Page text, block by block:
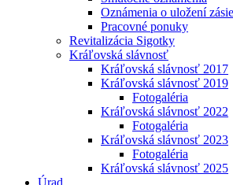
Oznámenia o uložení
Pracovné ponuky
Revitalizácia Sigotky
Kráľovská slávnosť
Kráľovská slávnosť 2017
Kráľovská slávnosť 2019
Fotogaléria
Kráľovská slávnosť 2022
Fotogaléria
Kráľovská slávnosť 2023
Fotogaléria
Kráľovská slávnosť 2025